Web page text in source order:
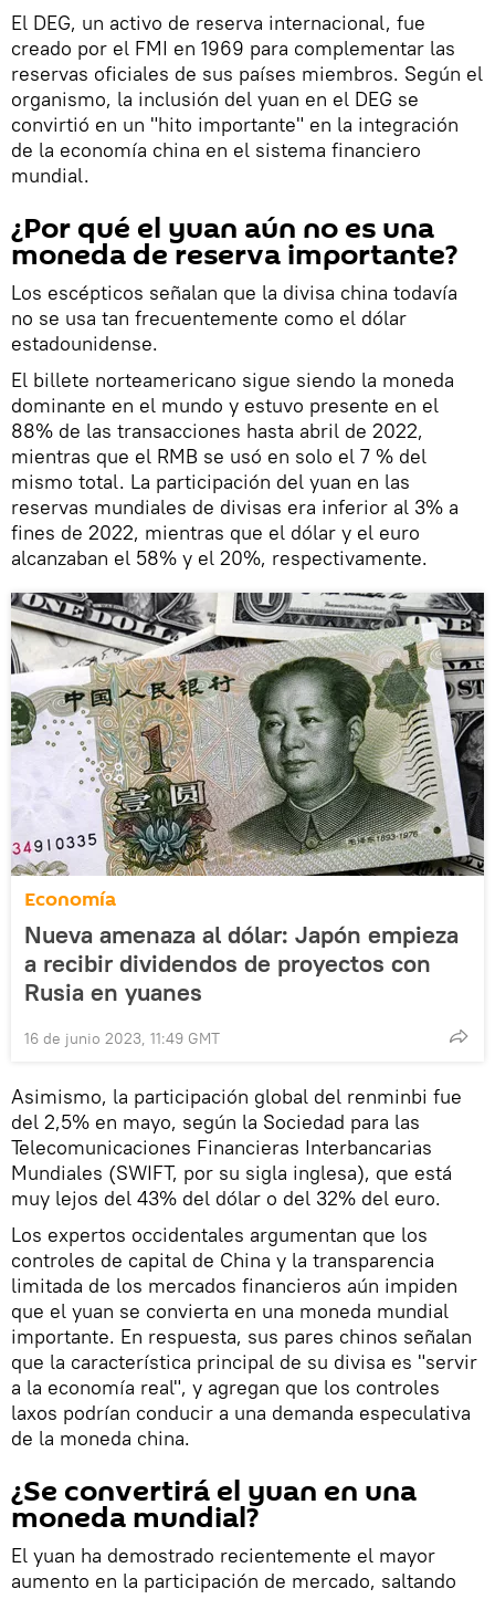
El DEG, un activo de reserva internacional, fue
creado por el FMI en 1969 para complementar las
reservas oficiales de sus países miembros. Según el
organismo, la inclusión del yuan en el DEG se
convirtió en un "hito importante" en la integración
de la economía china en el sistema financiero
mundial.
¿Por qué el yuan aún no es una
moneda de reserva importante?
Los escépticos señalan que la divisa china todavía
no se usa tan frecuentemente como el dólar
estadounidense.
El billete norteamericano sigue siendo la moneda
dominante en el mundo y estuvo presente en el
88% de las transacciones hasta abril de 2022,
mientras que el RMB se usó en solo el 7 % del
mismo total. La participación del yuan en las
reservas mundiales de divisas era inferior al 3% a
fines de 2022, mientras que el dólar y el euro
alcanzaban el 58% y el 20%, respectivamente.
Economía
Nueva amenaza al dólar: Japón empieza
a recibir dividendos de proyectos con
Rusia en yuanes
16 de junio 2023, 11:49 GMT
Asimismo, la participación global del renminbi fue
del 2,5% en mayo, según la Sociedad para las
Telecomunicaciones Financieras Interbancarias
Mundiales (SWIFT, por su sigla inglesa), que está
muy lejos del 43% del dólar o del 32% del euro.
Los expertos occidentales argumentan que los
controles de capital de China y la transparencia
limitada de los mercados financieros aún impiden
que el yuan se convierta en una moneda mundial
importante. En respuesta, sus pares chinos señalan
que la característica principal de su divisa es "servir
a la economía real", y agregan que los controles
laxos podrían conducir a una demanda especulativa
de la moneda china.
¿Se convertirá el yuan en una
moneda mundial?
El yuan ha demostrado recientemente el mayor
aumento en la participación de mercado, saltando